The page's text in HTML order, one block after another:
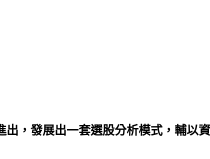
，發展出一套選股分析模式，輔以